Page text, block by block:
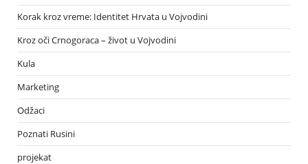
Korak kroz vreme: Identitet Hrvata u Vojvodini
Kroz oči Crnogoraca – život u Vojvodini
Kula
Marketing
Odžaci
Poznati Rusini
projekat